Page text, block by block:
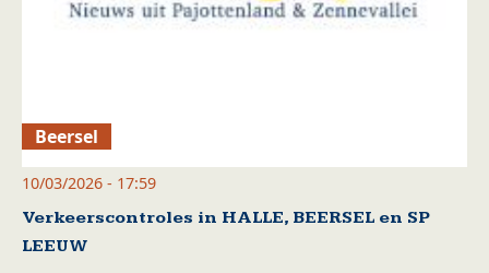
Beersel
10/03/2026 - 17:59
Verkeerscontroles in HALLE, BEERSEL en SP
LEEUW